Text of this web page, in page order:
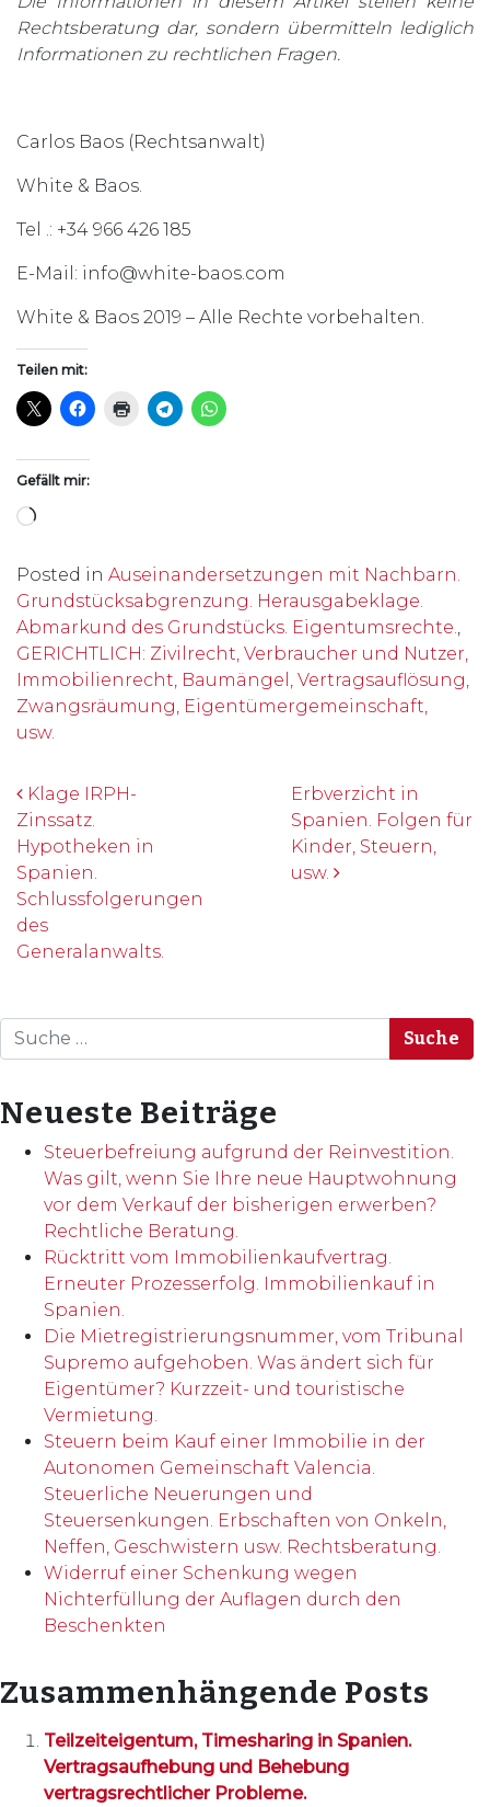
Rechtsberatung dar, sondern übermitteln lediglich
Informationen zu rechtlichen Fragen.
Carlos Baos (Rechtsanwalt)
White & Baos.
Tel .: +34 966 426 185
E-Mail: info@white-baos.com
White & Baos 2019 – Alle Rechte vorbehalten.
Teilen mit:
Gefällt mir:
Wird geladen …
Posted in Auseinandersetzungen mit Nachbarn.
Grundstücksabgrenzung. Herausgabeklage.
Abmarkund des Grundstücks. Eigentumsrechte.
GERICHTLICH: Zivilrecht, Verbraucher und Nutzer,
Immobilienrecht, Baumängel, Vertragsauflösung,
Zwangsräumung, Eigentümergemeinschaft,
usw.
Beitrags-Navigation
Klage IRPH-
Zinssatz.
Hypotheken in
Spanien.
Schlussfolgerungen
des
Generalanwalts.
Erbverzicht in
Spanien. Folgen für
Kinder, Steuern,
usw.
Suche
Neueste Beiträge
Steuerbefreiung aufgrund der Reinvestition.
Was gilt, wenn Sie Ihre neue Hauptwohnung
vor dem Verkauf der bisherigen erwerben?
Rechtliche Beratung.
Rücktritt vom Immobilienkaufvertrag.
Erneuter Prozesserfolg. Immobilienkauf in
Spanien.
Die Mietregistrierungsnummer, vom Tribunal
Supremo aufgehoben. Was ändert sich für
Eigentümer? Kurzzeit- und touristische
Vermietung.
Steuern beim Kauf einer Immobilie in der
Autonomen Gemeinschaft Valencia.
Steuerliche Neuerungen und
Steuersenkungen. Erbschaften von Onkeln,
Neffen, Geschwistern usw. Rechtsberatung.
Widerruf einer Schenkung wegen
Nichterfüllung der Auflagen durch den
Beschenkten
Zusammenhängende Posts
Teilzeiteigentum, Timesharing in Spanien.
Vertragsaufhebung und Behebung
vertragsrechtlicher Probleme.